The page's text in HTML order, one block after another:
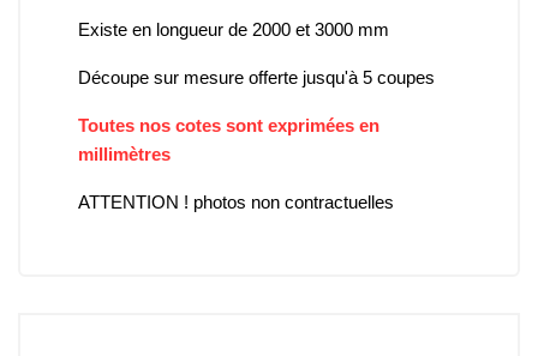
Existe en longueur de 2000 et 3000 mm
Découpe sur mesure offerte jusqu'à 5 coupes
Toutes nos cotes sont exprimées en
millimètres
ATTENTION ! photos non contractuelles